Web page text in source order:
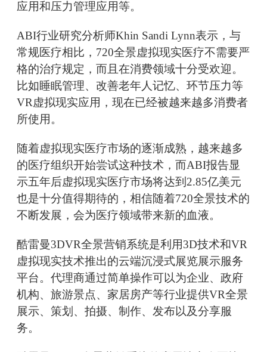
应用和压力管理应用等。
ABI行业研究分析师Khin Sandi Lynn表示，与
常规医疗相比，720全景虚拟现实医疗不需要严
格的治疗规定，而且在消费领域十分受欢迎。
比如睡眠管理、改善老年人记忆、环节压力等
VR虚拟现实应用，现在已经被越来越多消费者
所使用。
随着虚拟现实医疗市场的逐渐成熟，越来越多
的医疗组织开始尝试这种技术，而ABI报告显
示五年后虚拟现实医疗市场将达到2.85亿美元
也是十分值得期待的，相信随着720全景技术的
不断发展，会为医疗领域带来新的血液。
酷雷曼3DVR全景营销系统是利用3D技术和VR
虚拟现实技术推出的云端沉浸式展览展示服务
平台。代理商通过简单操作可以为企业、政府
机构、旅游景点、家居房产等行业提供VR全景
展示、策划、拍摄、制作、发布以及分享服
务。